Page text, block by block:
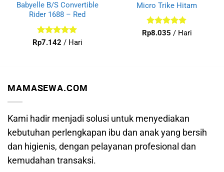
Babyelle B/S Convertible
Rider 1688 – Red
Dinilai 5
Rp7.142 / Hari
Micro Trike Hitam
Dinilai 5
Rp8.035 / Hari
MAMASEWA.COM
Kami hadir menjadi solusi untuk menyediakan
kebutuhan perlengkapan ibu dan anak yang bersih
dan higienis, dengan pelayanan profesional dan
kemudahan transaksi.